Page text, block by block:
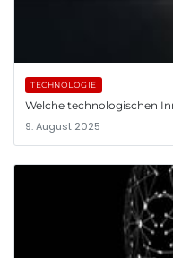
TECHNOLOGIE
Welche technologischen
9. August 2025